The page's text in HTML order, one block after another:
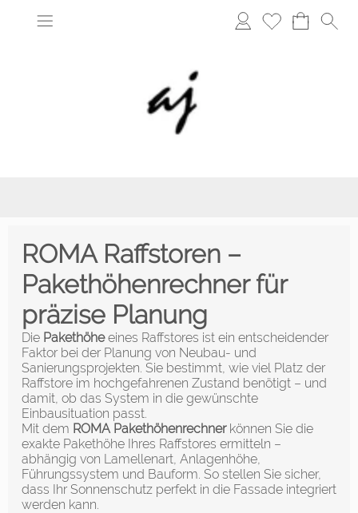
ROMA Raffstoren –
Pakethöhenrechner für
präzise Planung
Die Pakethöheeines Raffstores ist ein entscheidender
Faktor bei der Planung von Neubau- und
Sanierungsprojekten. Sie bestimmt, wie viel Platz der
Raffstore im hochgefahrenen Zustand benötigt – und
damit, ob das System in die gewünschte
Einbausituation passt.
Mit dem ROMA Pakethöhenrechnerkönnen Sie die
exakte Pakethöhe Ihres Raffstores ermitteln –
abhängig von Lamellenart, Anlagenhöhe,
Führungssystem und Bauform. So stellen Sie sicher,
dass Ihr Sonnenschutz perfekt in die Fassade integriert
werden kann.